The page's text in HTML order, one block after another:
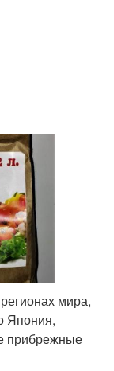
мира,
Япония,
прибрежные